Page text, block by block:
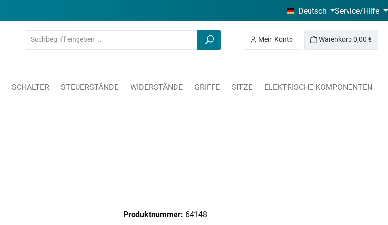
Deutsch Service/Hilfe
Mein Konto Warenkorb0,00 €
SCHALTER STEUERSTÄNDE WIDERSTÄNDE GRIFFE SITZE ELEKTRISCHE KOMPONENTEN
Produktnummer: 64148